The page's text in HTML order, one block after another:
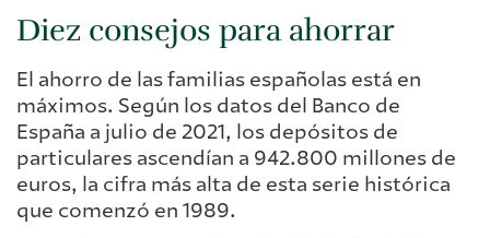
Diez consejos para ahorrar
El ahorro de las familias españolas está en
máximos. Según los datos del Banco de
España a julio de 2021, los depósitos de
particulares ascendían a 942.800 millones de
euros, la cifra más alta de esta serie histórica
que comenzó en 1989.